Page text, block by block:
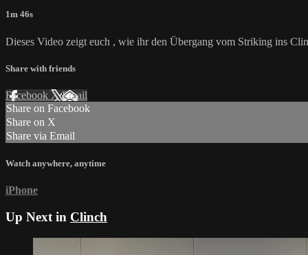
1m 46s
Dieses Video zeigt euch , wie ihr den Übergang vom Striking ins
Share with friends
Facebook XEmail
Share on Facebook
Share on X
Share via Email
Watch anywhere, anytime
iPhone
Up Next in Clinch